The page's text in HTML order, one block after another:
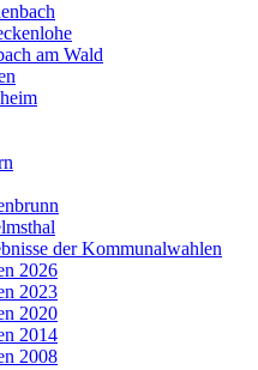
am Wald
der Kommunalwahlen
2026
2023
2020
2014
2008